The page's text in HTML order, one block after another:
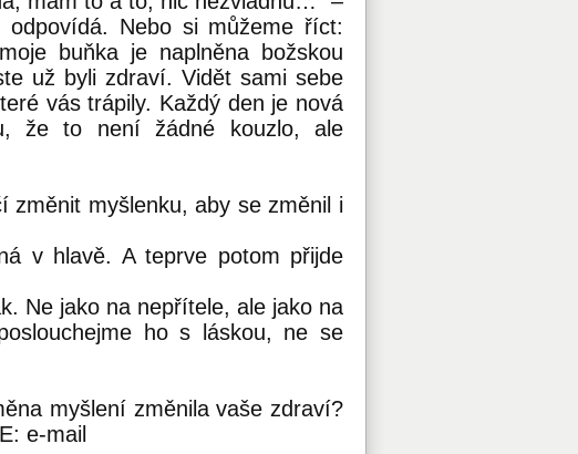
Nebo si můžeme říct:
buňka je naplněna božskou
už byli zdraví. Vidět sami sebe
vás trápily. Každý den je nová
že to není žádné kouzlo, ale
změnit myšlenku, aby se změnil i
v hlavě. A teprve potom přijde
Ne jako na nepřítele, ale jako na
ho s láskou, ne se
myšlení změnila vaše zdraví?
e-mail